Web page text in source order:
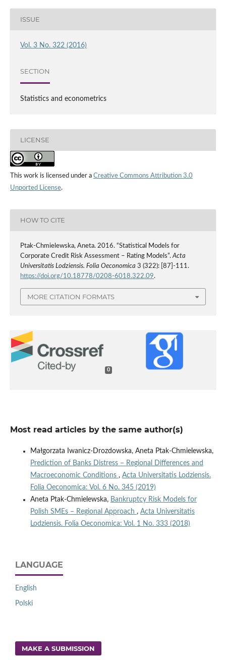
ISSUE
Vol. 3 No. 322 (2016)
SECTION
Statistics and econometrics
LICENSE
This work is licensed under a Creative Commons Attribution 3.0
Unported License.
HOW TO CITE
Ptak-Chmielewska, Aneta. 2016. “Statistical Models for
Corporate Credit Risk Assessment – Rating Models”.Acta
Universitatis Lodziensis. Folia Oeconomica 3 (322): [87]-111.
https://doi.org/10.18778/0208-6018.322.09.
MORE CITATION FORMATS
0
Most read articles by the same author(s)
Małgorzata Iwanicz-Drozdowska, Aneta Ptak-Chmielewska,
Prediction of Banks Distress – Regional Differences and
Macroeconomic Conditions , Acta Universitatis Lodziensis.
Folia Oeconomica: Vol. 6 No. 345 (2019)
Aneta Ptak-Chmielewska, Bankruptcy Risk Models for
Polish SMEs – Regional Approach , Acta Universitatis
Lodziensis. Folia Oeconomica: Vol. 1 No. 333 (2018)
LANGUAGE
English
Polski
MAKE A SUBMISSION